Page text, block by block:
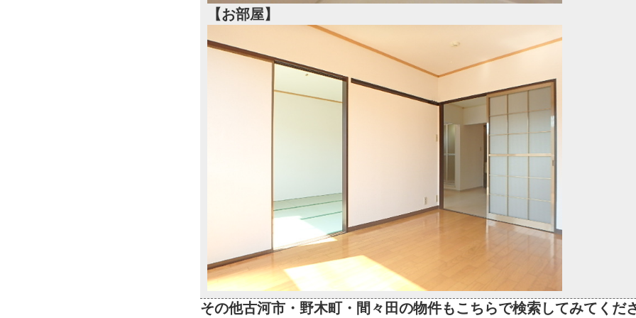
【お部屋】
その他古河市・野木町・間々田の物件もこちらで検索してみてくだ